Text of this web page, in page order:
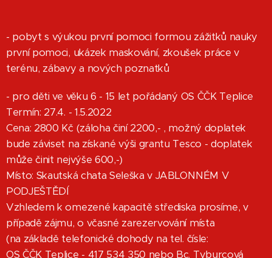
- pobyt s výukou první pomoci formou zážitků nauky
první pomoci, ukázek maskování, zkoušek práce v
terénu, zábavy a nových poznatků
- pro děti ve věku 6 - 15 let pořádaný OS ČČK Teplice
Termín: 27.4. - 1.5.2022
Cena: 2800 Kč (záloha činí 2200,- , možný doplatek
bude záviset na získané výši grantu Tesco - doplatek
může činit nejvýše 600,-)
Místo: Skautská chata Seleška v JABLONNÉM V
PODJEŠTĚDÍ
Vzhledem k omezené kapacitě střediska prosíme, v
případě zájmu, o včasné zarezervování místa
(na základě telefonické dohody na tel. čísle:
OS ČČK Teplice - 417 534 350 nebo Bc. Tyburcová